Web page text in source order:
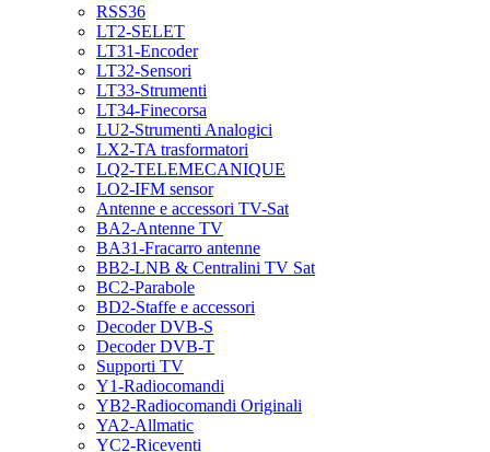
RSS36
LT2-SELET
LT31-Encoder
LT32-Sensori
LT33-Strumenti
LT34-Finecorsa
LU2-Strumenti Analogici
LX2-TA trasformatori
LQ2-TELEMECANIQUE
LO2-IFM sensor
Antenne e accessori TV-Sat
BA2-Antenne TV
BA31-Fracarro antenne
BB2-LNB & Centralini TV Sat
BC2-Parabole
BD2-Staffe e accessori
Decoder DVB-S
Decoder DVB-T
Supporti TV
Y1-Radiocomandi
YB2-Radiocomandi Originali
YA2-Allmatic
YC2-Riceventi